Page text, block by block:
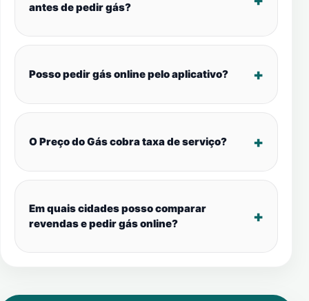
antes de pedir gás?
Posso pedir gás online pelo aplicativo?
O Preço do Gás cobra taxa de serviço?
Em quais cidades posso comparar
revendas e pedir gás online?